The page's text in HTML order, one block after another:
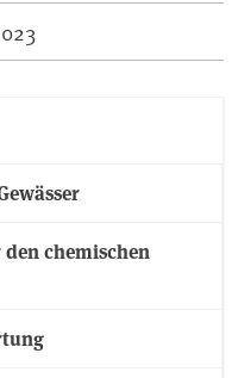
chemischen